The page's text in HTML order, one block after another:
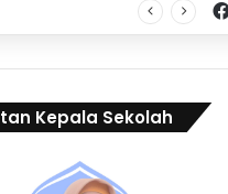
Day 2026
Kepala Sekolah